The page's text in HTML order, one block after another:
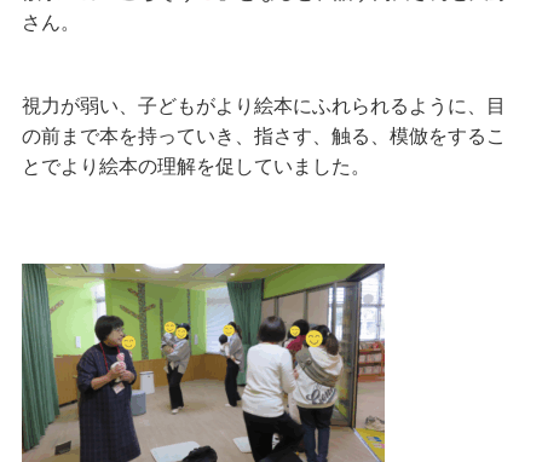
さん。
視力が弱い、子どもがより絵本にふれられるように、目
の前まで本を持っていき、指さす、触る、模倣をするこ
とでより絵本の理解を促していました。